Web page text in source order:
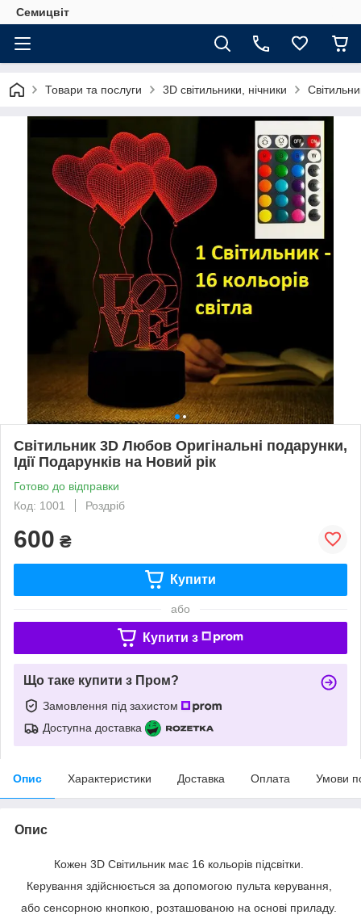
Семицвіт
Товари та послуги 3D світильники, нічники
Світильник 3D Любов Оригінальні подарунки,
Ідії Подарунків на Новий рік
Готово до відправки
Код: 1001
Роздріб
600 ₴
Купити
або
Купити з
Що таке купити з Пром?
Замовлення під захистом
Доступна доставка
Опис Характеристики Доставка Оплата Умови
Опис
Кожен 3D Світильник має 16 кольорів підсвітки.
Керування здійснюється за допомогою пульта керування,
або сенсорною кнопкою, розташованою на основі приладу.